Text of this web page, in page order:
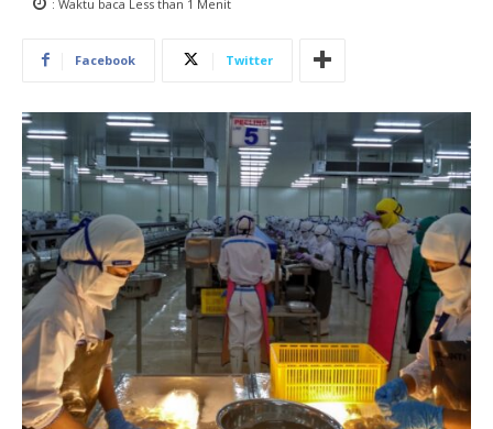
: Waktu baca Less than 1 Menit
Facebook Twitter